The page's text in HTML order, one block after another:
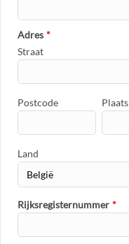
Adres *
Straat
Postcode Plaats
Land
Rijksregisternummer *